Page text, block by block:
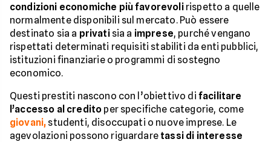
condizioni economiche più favorevolirispetto a quelle
normalmente disponibili sul mercato. Può essere
destinato sia a privatisia a imprese, purché vengano
rispettati determinati requisiti stabiliti da enti pubblici,
istituzioni finanziarie o programmi di sostegno
economico.
Questi prestiti nascono con l’obiettivo di facilitare
l’accesso al credito per specifiche categorie, come
giovani, studenti, disoccupati o nuove imprese. Le
agevolazioni possono riguardare tassi di interesse